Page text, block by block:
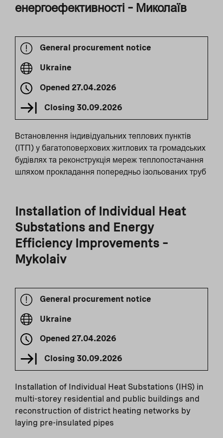
енергоефективності – Миколаїв
General procurement notice
Ukraine
Opened 27.04.2026
Closing 30.09.2026
Встановлення індивідуальних теплових пунктів
(ІТП) у багатоповерхових житлових та громадських
будівлях та реконструкція мереж теплопостачання
шляхом прокладання попередньо ізольованих труб
Installation of Individual Heat
Substations and Energy
Efficiency Improvements –
Mykolaiv
General procurement notice
Ukraine
Opened 27.04.2026
Closing 30.09.2026
Installation of Individual Heat Substations (IHS) in
multi-storey residential and public buildings and
reconstruction of district heating networks by
laying pre-insulated pipes